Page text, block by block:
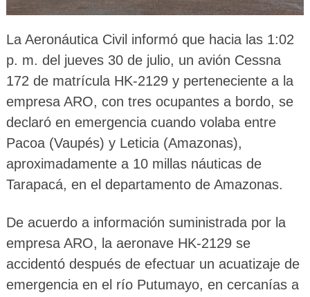
La Aeronáutica Civil informó que hacia las 1:02
p. m. del jueves 30 de julio, un avión Cessna
172 de matrícula HK-2129 y perteneciente a la
empresa ARO, con tres ocupantes a bordo, se
declaró en emergencia cuando volaba entre
Pacoa (Vaupés) y Leticia (Amazonas),
aproximadamente a 10 millas náuticas de
Tarapacá, en el departamento de Amazonas.
De acuerdo a información suministrada por la
empresa ARO, la aeronave HK-2129 se
accidentó después de efectuar un acuatizaje de
emergencia en el río Putumayo, en cercanías a